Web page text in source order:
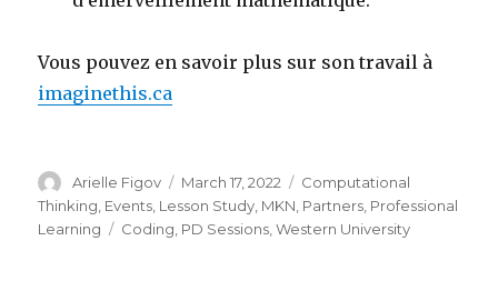
Vous pouvez en savoir plus sur son travail à
imaginethis.ca
Author
Arielle Figov
Posted
on
March 17, 2022 Categories
Computational
Thinking Events Lesson Study MKN Partners Professional
Learning
Tags
Coding PD Sessions ,Western University